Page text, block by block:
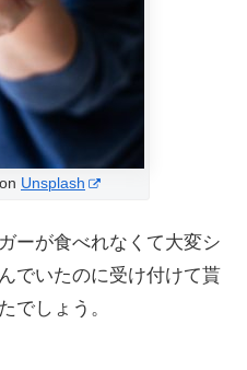
on Unsplash
ーが食べれなくて大変シ
でいたのに受け付けて貰
でしょう。